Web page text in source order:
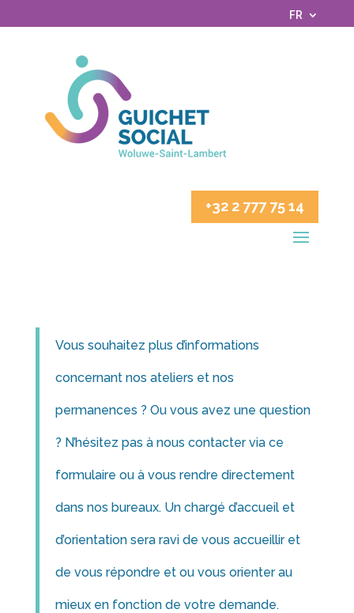
FR
+32 2 777 75 14
Vous souhaitez plus d’informations
concernant nos ateliers et nos
permanences ? Ou vous avez une question
? N’hésitez pas à nous contacter via ce
formulaire ou à vous rendre directement
dans nos bureaux. Un chargé d’accueil et
d’orientation sera ravi de vous accueillir et
de vous répondre et ou vous orienter au
mieux en fonction de votre demande.